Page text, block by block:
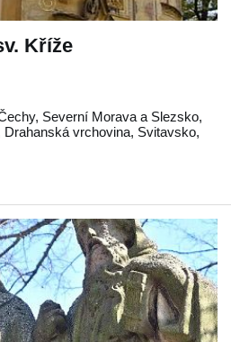
Kříže
, Severní Morava a Slezsko,
Drahanská vrchovina, Svitavsko,